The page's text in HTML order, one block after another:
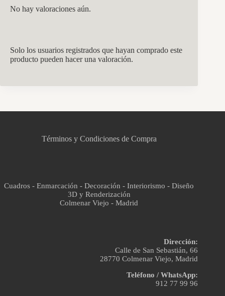
No hay valoraciones aún.
Solo los usuarios registrados que hayan comprado este
producto pueden hacer una valoración.
Términos y Condiciones de Compra
Cuadros - Enmarcación - Decoración - Interiorismo - Diseño
3D y Renderización
Colmenar Viejo - Madrid
Dirección:
Calle de San Sebastián, 66
28770 Colmenar Viejo, Madrid
Teléfono / WhatsApp:
912 77 99 96
Asistente virtual · En línea